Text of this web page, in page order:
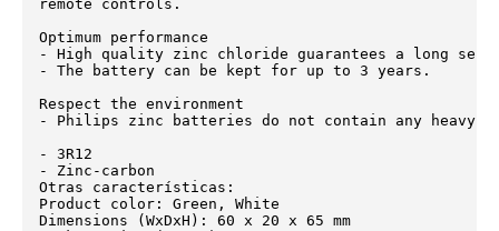
remote controls.
Optimum performance
- High quality zinc chloride guarantees a long
- The battery can be kept for up to 3 years.
Respect the environment
- Philips zinc batteries do not contain any heavy
- 3R12
- Zinc-carbon
Otras características:
Product color: Green, White
Dimensions (WxDxH): 60 x 20 x 65 mm